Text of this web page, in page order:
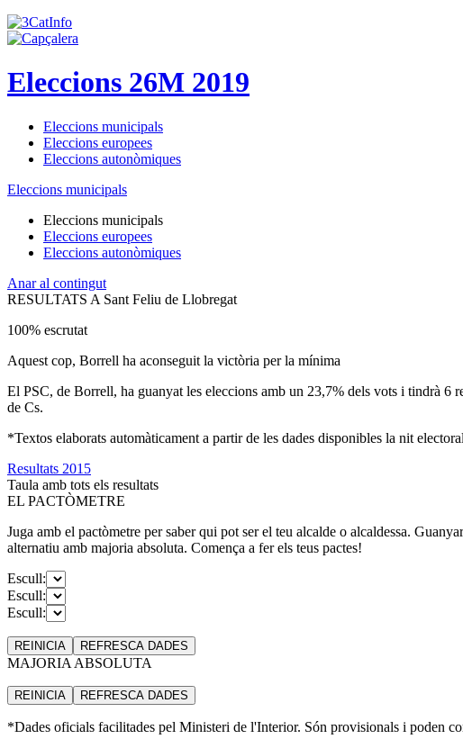
Eleccions 26M 2019
Eleccions municipals
Eleccions europees
Eleccions autonòmiques
Eleccions municipals
Eleccions municipals
Eleccions europees
Eleccions autonòmiques
Anar al contingut
RESULTATS A Sant Feliu de Llobregat
100% escrutat
Aquest cop, Borrell ha aconseguit la victòria per la mínima
El PSC, de Borrell, ha guanyat les eleccions amb un 23,7% dels vots i tindrà
de Cs.
*Textos elaborats automàticament a partir de les dades disponibles la nit
Resultats 2015
Taula amb tots els resultats
EL PACTÒMETRE
Juga amb el pactòmetre per saber qui pot ser el teu alcalde o alcaldessa.
alternatiu amb majoria absoluta. Comença a fer els teus pactes!
Escull:
Escull:
Escull:
REINICIA REFRESCA DADES
MAJORIA ABSOLUTA
REINICIA REFRESCA DADES
*Dades oficials facilitades pel Ministeri de l'Interior. Són provisionals i poden